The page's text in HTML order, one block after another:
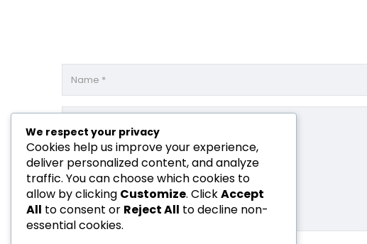
We respect your privacy
Cookies help us improve your experience,
deliver personalized content, and analyze
traffic. You can choose which cookies to
allow by clicking Customize. ClickAccept
All to consent or Reject All to decline non-
essential cookies.